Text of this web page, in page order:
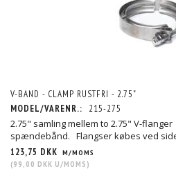
V-BAND - CLAMP RUSTFRI - 2.75"
MODEL/VARENR.:
215-275
2.75" samling mellem to 2.75" V-
spændebånd. Flangser købes ved
123,75 DKK M/MOMS
(99,00 DKK U/MOMS )